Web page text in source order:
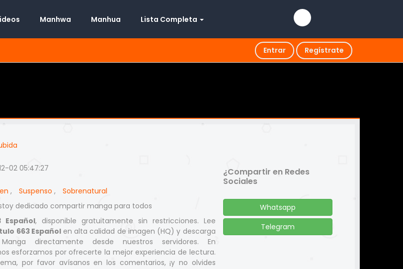
Manhwa Manhua Lista Completa
Entrar Regístrate
02 05:47:27
, Suspenso ,
Sobrenatural
dedicado compartir manga para todos
Español, disponible gratuitamente sin restricciones. Lee
663 Españolen alta calidad de imagen (HQ) y descarga
directamente desde nuestros servidores. En
esforzamos por ofrecerte la mejor experiencia de lectura.
por favor avísanos en los comentarios, ¡y no olvides
¿Compartir en Redes
Sociales
Whatsapp
Telegram